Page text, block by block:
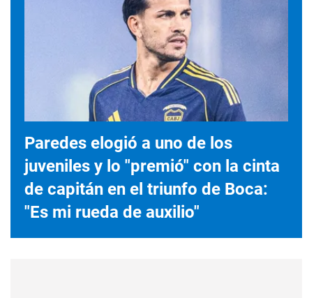
Paredes elogió a uno de los
juveniles y lo "premió" con la cinta
de capitán en el triunfo de Boca:
"Es mi rueda de auxilio"